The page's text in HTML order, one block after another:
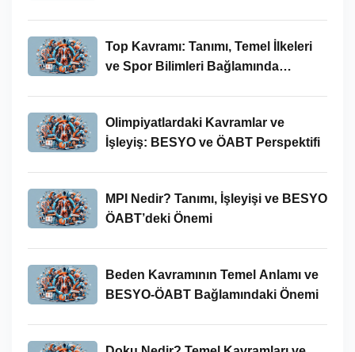
Top Kavramı: Tanımı, Temel İlkeleri
ve Spor Bilimleri Bağlamında
Olimpiyatlardaki Kavramlar ve
İşleyiş: BESYO ve ÖABT Perspektifi
MPI Nedir? Tanımı, İşleyişi ve BESYO
ÖABT’deki Önemi
Beden Kavramının Temel Anlamı ve
BESYO-ÖABT Bağlamındaki Önemi